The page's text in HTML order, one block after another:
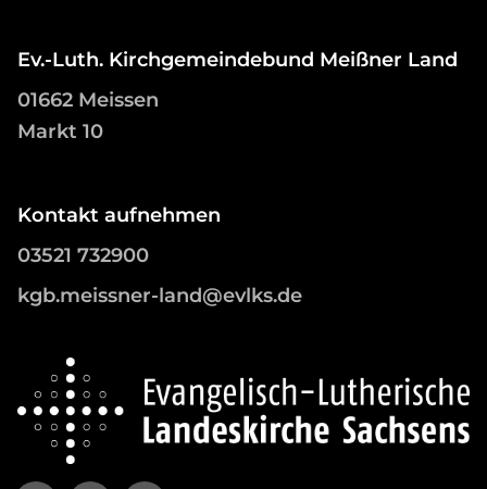
Ev.-Luth. Kirchgemeindebund Meißner Land
01662 Meissen
Markt 10
Kontakt aufnehmen
03521 732900
kgb.meissner-land@evlks.de